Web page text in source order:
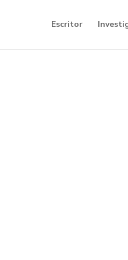
Escritor